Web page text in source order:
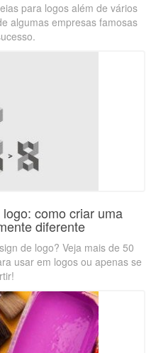
para logos além de vários
algumas empresas famosas
como criar uma
diferente
de logo? Veja mais de 50
usar em logos ou apenas se